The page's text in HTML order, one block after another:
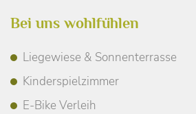
Bei uns wohlfühlen
Liegewiese & Sonnenterrasse
Kinderspielzimmer
E-Bike Verleih